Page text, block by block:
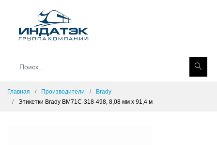
Главная Производители
Brady
Этикетки Brady BM71C-318-498, 8,08 мм x 91,4 м